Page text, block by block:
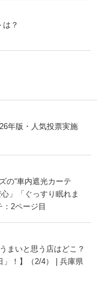
？
年版・人気投票実施
の“車内遮光カーテ
」「ぐっすり眠れま
2ページ目
まいと思う店はどこ？
」！】（2/4） | 兵庫県